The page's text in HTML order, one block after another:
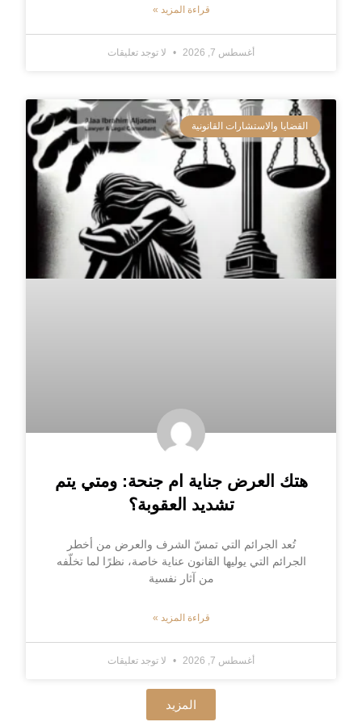
قراءة المزيد »
أغسطس 7, 2026 لا توجد تعليقات
القضايا والاستشارات القانونية
هتك العرض جناية ام جنحة: ومتي يتم
تشديد العقوبة؟
تُعد الجرائم التي تمسّ الشرف والعرض من أخطر
الجرائم التي يوليها القانون عناية خاصة، نظرًا لما تخلّفه
من آثار نفسية
قراءة المزيد »
أغسطس 7, 2026 لا توجد تعليقات
المزيد